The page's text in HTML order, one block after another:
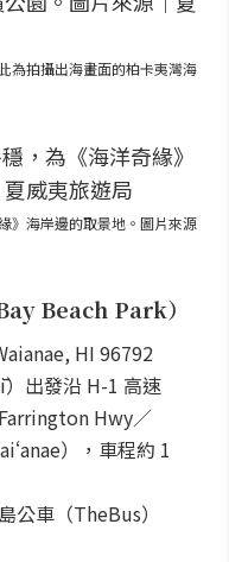
為拍攝出海畫面的柏卡夷灣海
》海岸邊的取景地。圖片來源
Beach Park）
HI 96792
出發沿 H-1 高速
Hwy／
），車程約 1
公車（TheBus）